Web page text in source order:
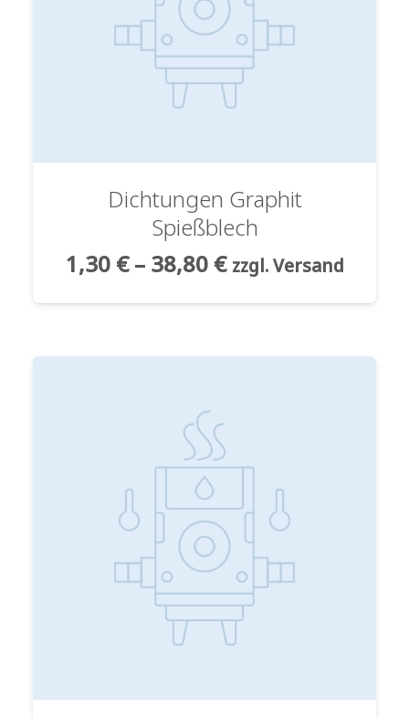
Dichtungen Graphit
Spießblech
1,30 €– 38,80 € zzgl. Versand